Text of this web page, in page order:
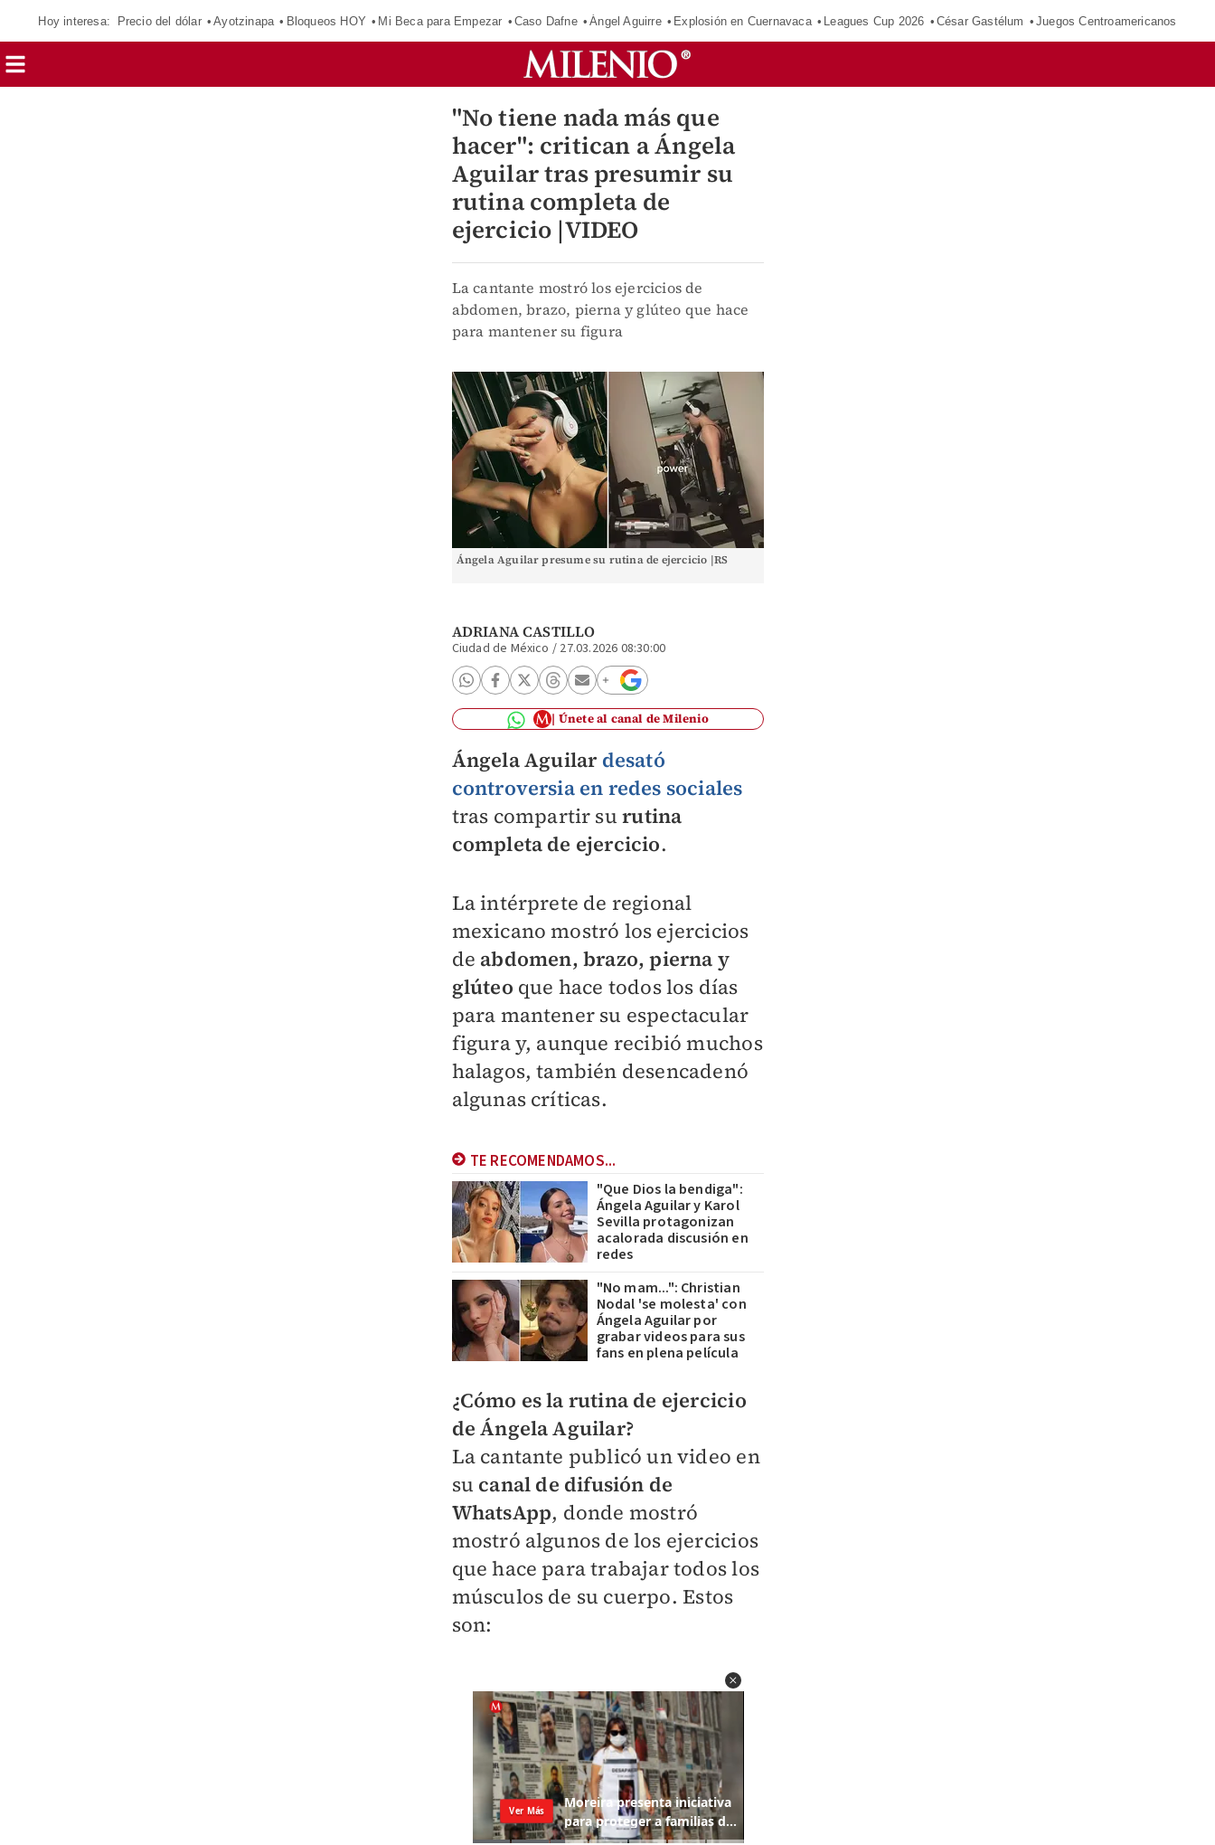
Hoy interesa: Precio del dólar Ayotzinapa Bloqueos HOY Mi Beca para Empezar Caso Dafne Ángel Aguirre Explosión en Cuernavaca Leagues Cup 2026 César Gastélum Juegos Centroamericanos
"No tiene nada más que
hacer": critican a Ángela
Aguilar tras presumir su
rutina completa de
ejercicio |VIDEO
La cantante mostró los ejercicios de
abdomen, brazo, pierna y glúteo que hace
para mantener su figura
Ángela Aguilar presume su rutina de ejercicio |RS
ADRIANA CASTILLO
Ciudad de México / 27.03.2026 08:30:00
Únete al canal de Milenio
Ángela Aguilar desató
controversia en redes sociales
tras compartir su rutina
completa de ejercicio.
La intérprete de regional
mexicano mostró los ejercicios
de abdomen, brazo, pierna y
glúteo que hace todos los días
para mantener su espectacular
figura y, aunque recibió muchos
halagos, también desencadenó
algunas críticas.
TE RECOMENDAMOS...
"Que Dios la bendiga":
Ángela Aguilar y Karol
Sevilla protagonizan
acalorada discusión en
redes
"No mam...": Christian
Nodal 'se molesta' con
Ángela Aguilar por
grabar videos para sus
fans en plena película
¿Cómo es la rutina de ejercicio
de Ángela Aguilar?
La cantante publicó un video en
su canal de difusión de
WhatsApp, donde mostró
mostró algunos de los ejercicios
que hace para trabajar todos los
músculos de su cuerpo.Estos
son: